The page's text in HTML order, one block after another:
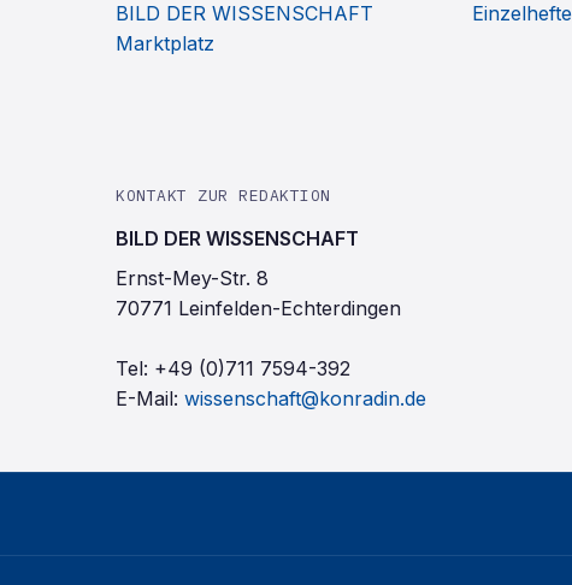
BILD DER WISSENSCHAFT
Marktplatz
Einzelhefte
KONTAKT ZUR REDAKTION
BILD DER WISSENSCHAFT
Ernst-Mey-Str. 8
70771 Leinfelden-Echterdingen
Tel: +49 (0)711 7594-392
E-Mail: wissenschaft@konradin.de